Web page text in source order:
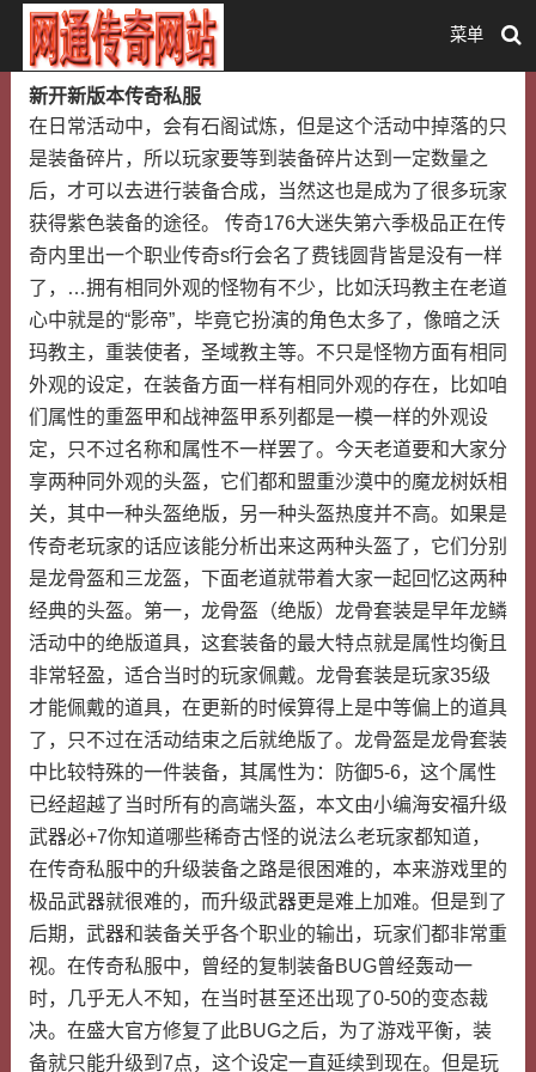
菜单
新开新版本传奇私服
在日常活动中，会有石阁试炼，但是这个活动中掉落的只
是装备碎片，所以玩家要等到装备碎片达到一定数量之
后，才可以去进行装备合成，当然这也是成为了很多玩家
获得紫色装备的途径。 传奇176大迷失第六季极品正在传
奇内里出一个职业传奇sf行会名了费钱圆背皆是没有一样
了，…拥有相同外观的怪物有不少，比如沃玛教主在老道
心中就是的“影帝”，毕竟它扮演的角色太多了，像暗之沃
玛教主，重装使者，圣域教主等。不只是怪物方面有相同
外观的设定，在装备方面一样有相同外观的存在，比如咱
们属性的重盔甲和战神盔甲系列都是一模一样的外观设
定，只不过名称和属性不一样罢了。今天老道要和大家分
享两种同外观的头盔，它们都和盟重沙漠中的魔龙树妖相
关，其中一种头盔绝版，另一种头盔热度并不高。如果是
传奇老玩家的话应该能分析出来这两种头盔了，它们分别
是龙骨盔和三龙盔，下面老道就带着大家一起回忆这两种
经典的头盔。第一，龙骨盔（绝版）龙骨套装是早年龙鳞
活动中的绝版道具，这套装备的最大特点就是属性均衡且
非常轻盈，适合当时的玩家佩戴。龙骨套装是玩家35级
才能佩戴的道具，在更新的时候算得上是中等偏上的道具
了，只不过在活动结束之后就绝版了。龙骨盔是龙骨套装
中比较特殊的一件装备，其属性为：防御5-6，这个属性
已经超越了当时所有的高端头盔，本文由小编海安福升级
武器必+7你知道哪些稀奇古怪的说法么老玩家都知道，
在传奇私服中的升级装备之路是很困难的，本来游戏里的
极品武器就很难的，而升级武器更是难上加难。但是到了
后期，武器和装备关乎各个职业的输出，玩家们都非常重
视。在传奇私服中，曾经的复制装备BUG曾经轰动一
时，几乎无人不知，在当时甚至还出现了0-50的变态裁
决。在盛大官方修复了此BUG之后，为了游戏平衡，装
备就只能升级到7点，这个设定一直延续到现在。但是玩